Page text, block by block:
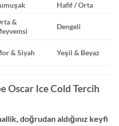
Hafif / Orta
&
Dengeli
& Siyah Yeşil & Beyaz
Oscar Ice Cold Tercih
doğrudan aldığınız keyfi